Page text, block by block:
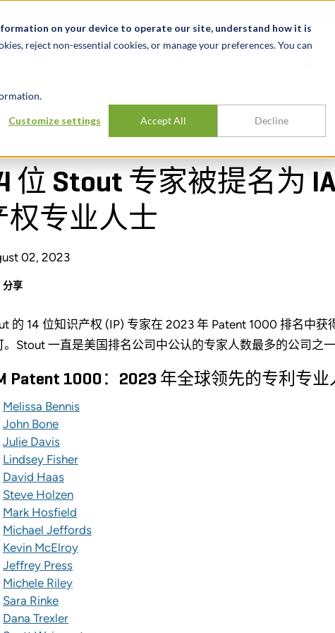
on your device to operate our site, understand how it is
reject non-essential cookies, or manage your preferences. You can
Customize settings Accept All Decline
知识产权专业人士
位 Stout 专家被提名为
权专业人士
02, 2023
分享
的 14 位知识产权 (IP) 专家在 2023 年 Patent 1000 排名中
。Stout 一直是美国排名公司中公认的专家人数最多的公司之一
Patent 1000：2023 年全球领先的专利专业
Melissa Bennis
John Bone
Julie Davis
Lindsey Fisher
David Haas
Steve Holzen
Mark Hosfield
Michael Jeffords
Kevin McElroy
Jeffrey Press
Michele Riley
Sara Rinke
Dana Trexler